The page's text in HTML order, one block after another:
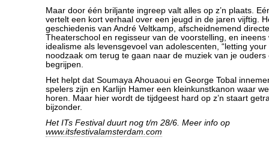
Maar door één briljante ingreep valt alles op z’n plaats.
vertelt een kort verhaal over een jeugd in de jaren vijftig.
geschiedenis van André Veltkamp, afscheidnemend
Theaterschool en regisseur van de voorstelling, en
idealisme als levensgevoel van adolescenten, “letting your
noodzaak om terug te gaan naar de muziek van je
begrijpen.
Het helpt dat Soumaya Ahouaoui en George Tobal
spelers zijn en Karlijn Hamer een kleinkunstkanon waar
horen. Maar hier wordt de tijdgeest hard op z’n staart
bijzonder.
Het ITs Festival duurt nog t/m 28/6. Meer info op
www.itsfestivalamsterdam.com